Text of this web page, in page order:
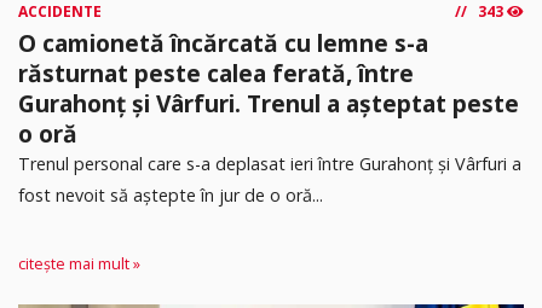
ACCIDENTE 343
O camionetă încărcată cu lemne s-a
răsturnat peste calea ferată, între
Gurahonț și Vârfuri. Trenul a așteptat peste
o oră
Trenul personal care s-a deplasat ieri între Gurahonț și Vârfuri a
fost nevoit să aștepte în jur de o oră...
citește mai mult »